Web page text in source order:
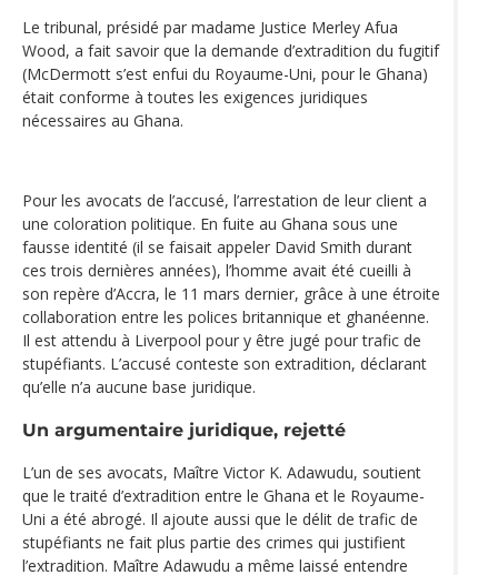
Le tribunal, présidé par madame Justice Merley Afua
Wood, a fait savoir que la demande d’extradition du fugitif
(McDermott s’est enfui du Royaume-Uni, pour le Ghana)
était conforme à toutes les exigences juridiques
nécessaires au Ghana.
Pour les avocats de l’accusé, l’arrestation de leur client a
une coloration politique. En fuite au Ghana sous une
fausse identité (il se faisait appeler David Smith durant
ces trois dernières années), l’homme avait été cueilli à
son repère d’Accra, le 11 mars dernier, grâce à une étroite
collaboration entre les polices britannique et ghanéenne.
Il est attendu à Liverpool pour y être jugé pour trafic de
stupéfiants. L’accusé conteste son extradition, déclarant
qu’elle n’a aucune base juridique.
Un argumentaire juridique, rejetté
L’un de ses avocats, Maître Victor K. Adawudu, soutient
que le traité d’extradition entre le Ghana et le Royaume-
Uni a été abrogé. Il ajoute aussi que le délit de trafic de
stupéfiants ne fait plus partie des crimes qui justifient
l’extradition. Maître Adawudu a même laissé entendre